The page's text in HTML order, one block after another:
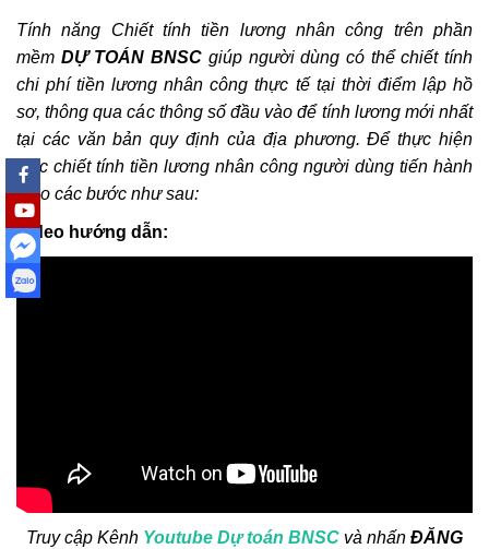
01/3/2022)
Khắc Tiệp 0981757527 11 Thg 6, 2025 0 221
Chi phí thẩm tra Thiết kế và thẩm tra Dự
toán khi nào thì được điều chỉnh k=1,2
Khắc Tiệp 0981757527 5 Thg 1, 2022 0 180
1.1 Cài đặt phần mềm DỰ TOÁN BNSC
các tỉnh thành
Tính năng Chiết tính tiền lương nhân công trên phần
mềm DỰ TOÁN BNSC giúp người dùng có thể chiết tính
chi phí tiền lương nhân công thực tế tại thời điểm lập hồ
sơ, thông qua các thông số đầu vào để tính lương mới nhất
tại các văn bản quy định của địa phương. Để thực hiện
việc chiết tính tiền lương nhân công người dùng tiến hành
theo các bước như sau:
Video hướng dẫn:
Truy cập Kênh Youtube Dự toán BNSC và nhấn ĐĂNG